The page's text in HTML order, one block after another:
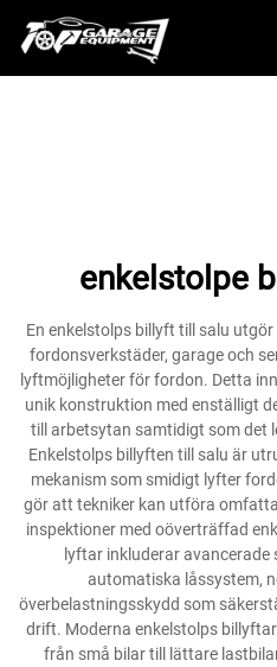
enkelstolpe
En enkelstolps billyft till salu
fordonsverkstäder, garage och
lyftmöjligheter för fordon. Detta
unik konstruktion med enställigt
till arbetsytan samtidigt som det
Enkelstolps billyften till salu är
mekanism som smidigt lyfter
gör att tekniker kan utföra
inspektioner med oöverträffad
lyftar inkluderar
automatiska låssystem,
överbelastningsskydd som
drift. Moderna enkelstolps
från små bilar till lättare